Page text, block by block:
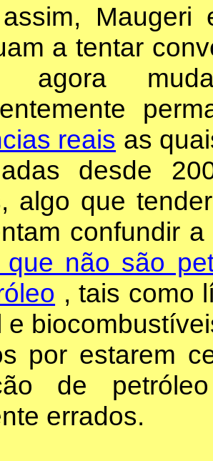
a tentar
agora
reais as
desde
algo que
confundir
que não são
, tais como
e
por estarem
de
errados.